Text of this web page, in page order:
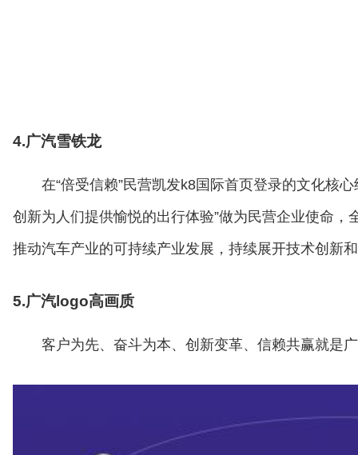
4.广汽雪铁龙
在“倍受信赖”民营凯发k8国际首页登录的文化核
创新为人们提供愉悦的出行体验”做为民营企业使命
推动汽车产业的可持续产业发展，持续展开技术创新
5.广汽logo高画质
客户为先、奋斗为本、创新变革、信赖共赢就是